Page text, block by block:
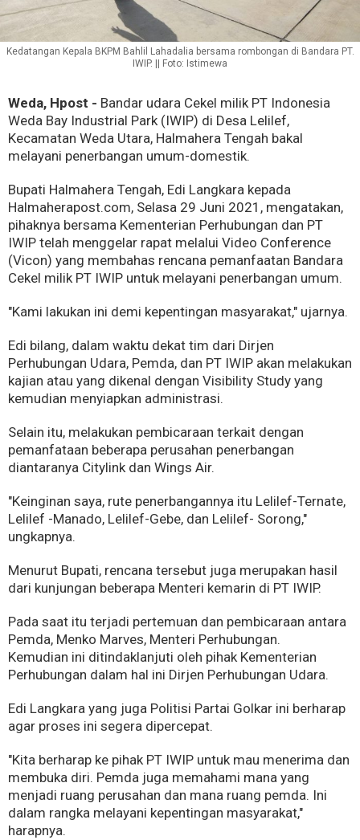
Kedatangan Kepala BKPM Bahlil Lahadalia bersama rombongan di Bandara PT.
IWIP. || Foto: Istimewa
Weda, Hpost - Bandar udara Cekel milik PT Indonesia
Weda Bay Industrial Park (IWIP) di Desa Lelilef,
Kecamatan Weda Utara, Halmahera Tengah bakal
melayani penerbangan umum-domestik.
Bupati Halmahera Tengah, Edi Langkara kepada
Halmaherapost.com, Selasa 29 Juni 2021, mengatakan,
pihaknya bersama Kementerian Perhubungan dan PT
IWIP telah menggelar rapat melalui Video Conference
(Vicon) yang membahas rencana pemanfaatan Bandara
Cekel milik PT IWIP untuk melayani penerbangan umum.
"Kami lakukan ini demi kepentingan masyarakat," ujarnya.
Edi bilang, dalam waktu dekat tim dari Dirjen
Perhubungan Udara, Pemda, dan PT IWIP akan melakukan
kajian atau yang dikenal dengan Visibility Study yang
kemudian menyiapkan administrasi.
Selain itu, melakukan pembicaraan terkait dengan
pemanfataan beberapa perusahan penerbangan
diantaranya Citylink dan Wings Air.
"Keinginan saya, rute penerbangannya itu Lelilef-Ternate,
Lelilef -Manado, Lelilef-Gebe, dan Lelilef- Sorong,"
ungkapnya.
Menurut Bupati, rencana tersebut juga merupakan hasil
dari kunjungan beberapa Menteri kemarin di PT IWIP.
Pada saat itu terjadi pertemuan dan pembicaraan antara
Pemda, Menko Marves, Menteri Perhubungan.
Kemudian ini ditindaklanjuti oleh pihak Kementerian
Perhubungan dalam hal ini Dirjen Perhubungan Udara.
Edi Langkara yang juga Politisi Partai Golkar ini berharap
agar proses ini segera dipercepat.
"Kita berharap ke pihak PT IWIP untuk mau menerima dan
membuka diri. Pemda juga memahami mana yang
menjadi ruang perusahan dan mana ruang pemda. Ini
dalam rangka melayani kepentingan masyarakat,"
harapnya.